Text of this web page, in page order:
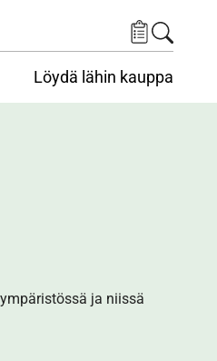
Löydä lähin kauppa
ja niissä